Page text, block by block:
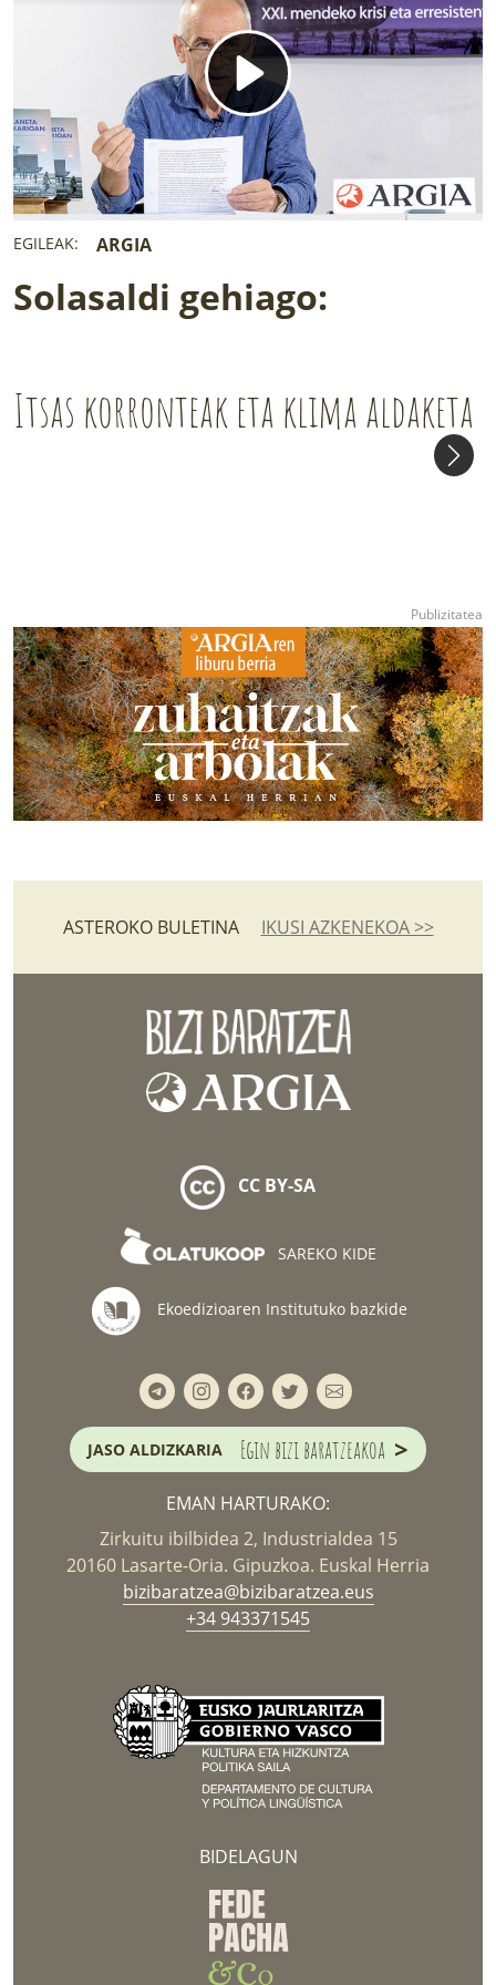
EGILEAK: ARGIA
Solasaldi gehiago:
Itsas korronteak eta klima aldaketa
ASTEROKO BULETINA IKUSI AZKENEKOA >>
CC BY-SA
SAREKO KIDE
Ekoedizioaren Institutuko bazkide
JASO ALDIZKARIA Egin bizi baratzeakoa >
EMAN HARTURAKO:
Zirkuitu ibilbidea 2, Industrialdea 15
20160 Lasarte-Oria. Gipuzkoa. Euskal Herria
bizibaratzea@bizibaratzea.eus
+34 943371545
BIDELAGUN